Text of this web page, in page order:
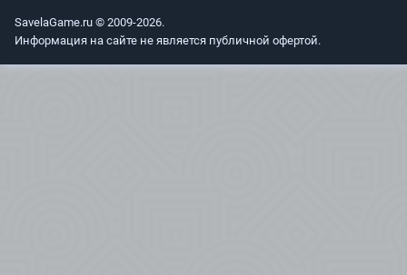
SavelaGame.ru © 2009-2026.
Информация на сайте не является публичной офертой.